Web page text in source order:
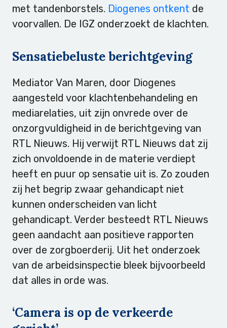
met tandenborstels. Diogenes ontkent de
voorvallen. De IGZ onderzoekt de klachten.
Sensatiebeluste berichtgeving
Mediator Van Maren, door Diogenes
aangesteld voor klachtenbehandeling en
mediarelaties, uit zijn onvrede over de
onzorgvuldigheid in de berichtgeving van
RTL Nieuws. Hij verwijt RTL Nieuws dat zij
zich onvoldoende in de materie verdiept
heeft en puur op sensatie uit is. Zo zouden
zij het begrip zwaar gehandicapt niet
kunnen onderscheiden van licht
gehandicapt. Verder besteedt RTL Nieuws
geen aandacht aan positieve rapporten
over de zorgboerderij. Uit het onderzoek
van de arbeidsinspectie bleek bijvoorbeeld
dat alles in orde was.
‘Camera is op de verkeerde